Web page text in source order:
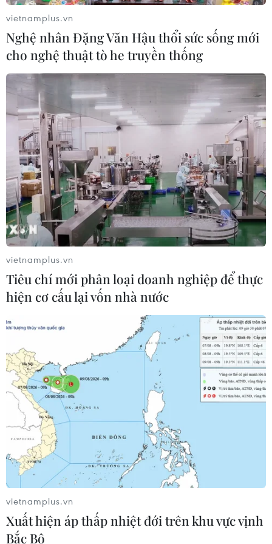
vào Việt Nam tăng 58%
03/08/2026 23:48
Kế hoạch đồng tiền chung Tây Phi
đối mặt thách thức
03/08/2026 23:10
Mỹ bán đồng euro để hỗ trợ Nhật
Bản vực dậy đồng yen
03/08/2026 15:34
Xem thêm
CƠ QUAN CHỦ QUẢN: THÔNG TẤN XÃ VIỆT NAM
Tổng Biên tập: TRẦN TIẾN DUẨN
Phó Tổng Biên tập: NGUYỄN THỊ TÁM, KHÚC THANH
THỦY
Sở hữu trí tuệ
Quy định sử dụng
Hỗ trợ
Ngôn ngữ
TTXVN
Dịch vụ tin
Quảng cáo
Liên hệ
vietnamplus.vn
Nghệ nhân Đặng Văn Hậu thổi sức sống mới
cho nghệ thuật tò he truyền thống
vietnamplus.vn
Tiêu chí mới phân loại doanh nghiệp để thực
hiện cơ cấu lại vốn nhà nước
vietnamplus.vn
Xuất hiện áp thấp nhiệt đới trên khu vực vịnh
Bắc Bộ